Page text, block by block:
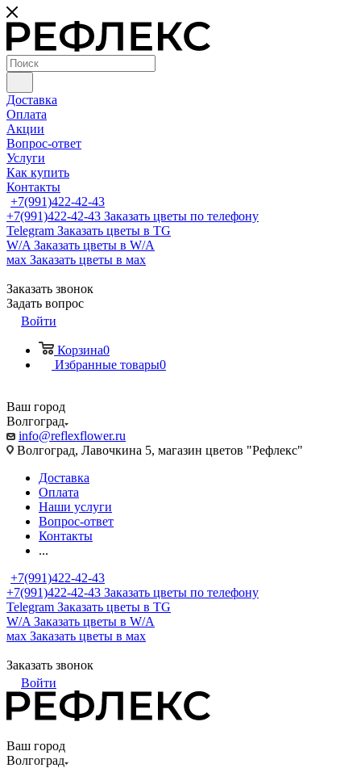
Доставка
Оплата
Акции
Вопрос-ответ
Услуги
Как купить
Контакты
+7(991)422-42-43
+7(991)422-42-43 Заказать цветы по телефону
Telegram Заказать цветы в TG
W/A Заказать цветы в W/A
мах Заказать цветы в мах
Заказать звонок
Задать вопрос
Войти
Корзина0
Избранные товары0
Ваш город
Волгоград
info@reflexflower.ru
Волгоград, Лавочкина 5, магазин цветов "Рефлекс"
Доставка
Оплата
Наши услуги
Вопрос-ответ
Контакты
...
+7(991)422-42-43
+7(991)422-42-43 Заказать цветы по телефону
Telegram Заказать цветы в TG
W/A Заказать цветы в W/A
мах Заказать цветы в мах
Заказать звонок
Войти
Ваш город
Волгоград